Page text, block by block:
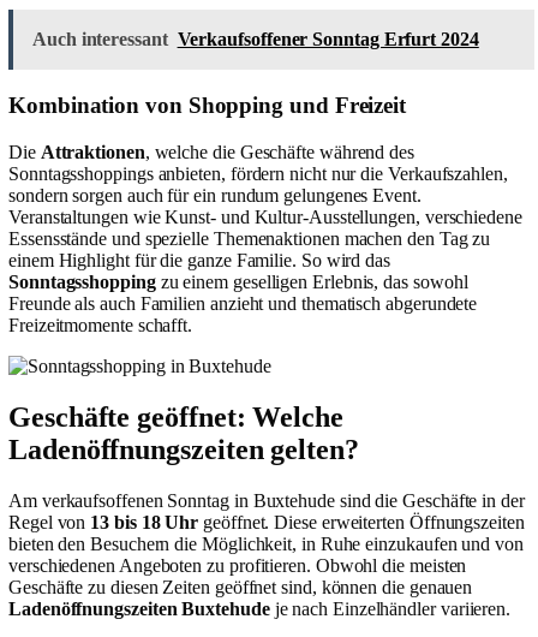
Auch interessant Verkaufsoffener Sonntag Erfurt 2024
Kombination von Shopping und Freizeit
Die Attraktionen, welche die Geschäfte während des
Sonntagsshoppings anbieten, fördern nicht nur die Verkaufszahlen,
sondern sorgen auch für ein rundum gelungenes Event.
Veranstaltungen wie Kunst- und Kultur-Ausstellungen, verschiedene
Essensstände und spezielle Themenaktionen machen den Tag zu
einem Highlight für die ganze Familie. So wird das
Sonntagsshoppingzu einem geselligen Erlebnis, das sowohl
Freunde als auch Familien anzieht und thematisch abgerundete
Freizeitmomente schafft.
Geschäfte geöffnet: Welche
Ladenöffnungszeiten gelten?
Am verkaufsoffenen Sonntag in Buxtehude sind die Geschäfte in der
Regel von 13 bis 18 Uhr geöffnet. Diese erweiterten Öffnungszeiten
bieten den Besuchern die Möglichkeit, in Ruhe einzukaufen und von
verschiedenen Angeboten zu profitieren. Obwohl die meisten
Geschäfte zu diesen Zeiten geöffnet sind, können die genauen
Ladenöffnungszeiten Buxtehudeje nach Einzelhändler variieren.